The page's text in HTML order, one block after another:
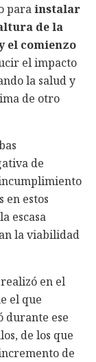
parainstalar
de la
el comienzo
el impacto
la salud y
de otro
de
en estos
escasa
la viabilidad
en el
el que
durante ese
de los que
de